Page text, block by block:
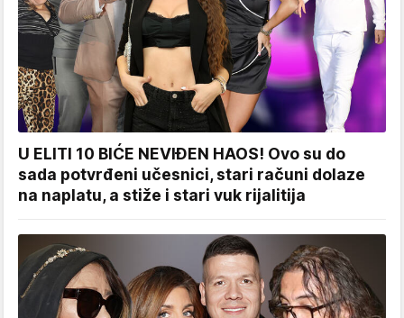
U ELITI 10 BIĆE NEVIĐEN HAOS! Ovo su do
sada potvrđeni učesnici, stari računi dolaze
na naplatu, a stiže i stari vuk rijalitija